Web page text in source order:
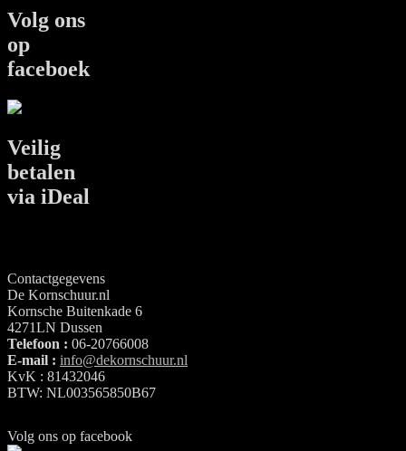
Volg ons
op
faceboek
Veilig
betalen
via iDeal
Contactgegevens
De Kornschuur.nl
Kornsche Buitenkade 6
4271LN Dussen
Telefoon : 06-20766008
E-mail : info@dekornschuur.nl
KvK : 81432046
BTW: NL003565850B67
Volg ons op facebook